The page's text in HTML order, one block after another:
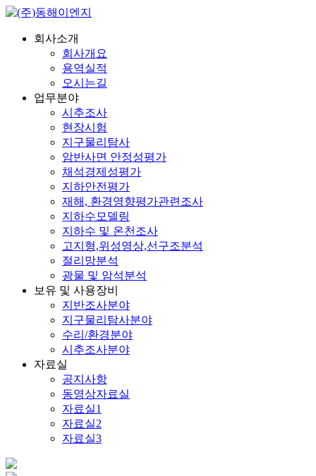
회사소개
회사개요
용역실적
오시는길
업무분야
시추조사
현장시험
지구물리탐사
암반사면 안정성평가
채석경제성평가
지하안전평가
재해, 환경영향평가관련조사
지하수모델링
지하수 및 온천조사
고지형,위성영상,선구조분석
절리망분석
광물 및 암석분석
보유 및 사용장비
지반조사분야
지구물리탐사분야
수리/환경분야
시추조사분야
자료실
공지사항
동영상자료실
자료실1
자료실2
자료실3